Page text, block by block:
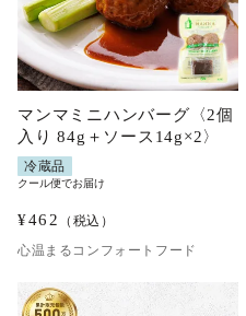
マンマミニハンバーグ〈2個
入り 84g＋ソース14g×2〉
冷蔵品
クール便でお届け
¥462
（税込）
心温まるコンフォートフード